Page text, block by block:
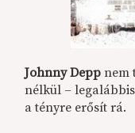
Johnny Depp nem
nélkül –
a tényre erősít rá.